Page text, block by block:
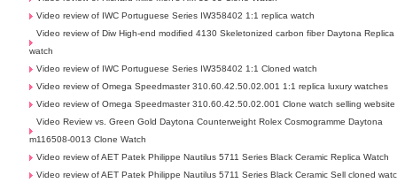
Video review of IWC Portuguese Series IW358402 1:1 replica watch
Video review of Diw High-end modified 4130 Skeletonized carbon fiber Daytona Replica
watch
Video review of IWC Portuguese Series IW358402 1:1 Cloned watch
Video review of Omega Speedmaster 310.60.42.50.02.001 1:1 replica luxury watches
Video review of Omega Speedmaster 310.60.42.50.02.001 Clone watch selling website
Video Review vs. Green Gold Daytona Counterweight Rolex Cosmogramme Daytona
m116508-0013 Clone Watch
Video review of AET Patek Philippe Nautilus 5711 Series Black Ceramic Replica Watch
Video review of AET Patek Philippe Nautilus 5711 Series Black Ceramic Sell cloned